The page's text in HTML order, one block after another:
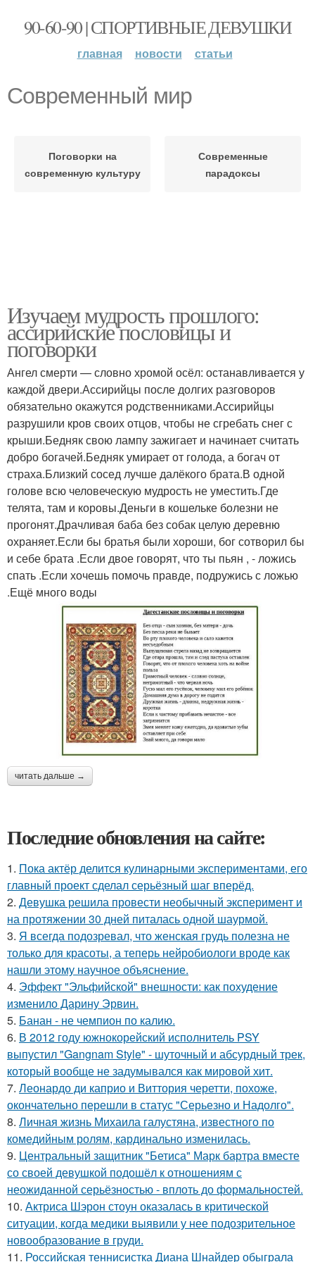
90-60-90 | СПОРТИВНЫЕ ДЕВУШКИ
главная новости статьи
Современный мир
Поговорки на
современную культуру
Современные
парадоксы
Изучаем мудрость прошлого:
ассирийские пословицы и
поговорки
Ангел смерти — словно хромой осёл: останавливается у
каждой двери.Ассирийцы после долгих разговоров
обязательно окажутся родственниками.Ассирийцы
разрушили кров своих отцов, чтобы не сгребать снег с
крыши.Бедняк свою лампу зажигает и начинает считать
добро богачей.Бедняк умирает от голода, а богач от
страха.Близкий сосед лучше далёкого брата.В одной
голове всю человеческую мудрость не уместить.Где
телята, там и коровы.Деньги в кошельке болезни не
прогонят.Драчливая баба без собак целую деревню
охраняет.Если бы братья были хороши, бог сотворил бы
и себе брата .Если двое говорят, что ты пьян , - ложись
спать .Если хочешь помочь правде, подружись с ложью
.Ещё много воды
читать дальше →
Последние обновления на сайте:
1. Пока актёр делится кулинарными экспериментами, его
главный проект сделал серьёзный шаг вперёд.
2. Девушка решила провести необычный эксперимент и
на протяжении 30 дней питалась одной шаурмой.
3. Я всегда подозревал, что женская грудь полезна не
только для красоты, а теперь нейробиологи вроде как
нашли этому научное объяснение.
4. Эффект "Эльфийской" внешности: как похудение
изменило Дарину Эрвин.
5. Банан - не чемпион по калию.
6. В 2012 году южнокорейский исполнитель PSY
выпустил "Gangnam Style" - шуточный и абсурдный трек,
который вообще не задумывался как мировой хит.
7. Леонардо ди каприо и Виттория черетти, похоже,
окончательно перешли в статус "Серьезно и Надолго".
8. Личная жизнь Михаила галустяна, известного по
комедийным ролям, кардинально изменилась.
9. Центральный защитник "Бетиса" Марк бартра вместе
со своей девушкой подошёл к отношениям с
неожиданной серьёзностью - вплоть до формальностей.
10. Актриса Шэрон стоун оказалась в критической
ситуации, когда медики выявили у нее подозрительное
новообразование в груди.
11. Российская теннисистка Диана Шнайдер обыграла